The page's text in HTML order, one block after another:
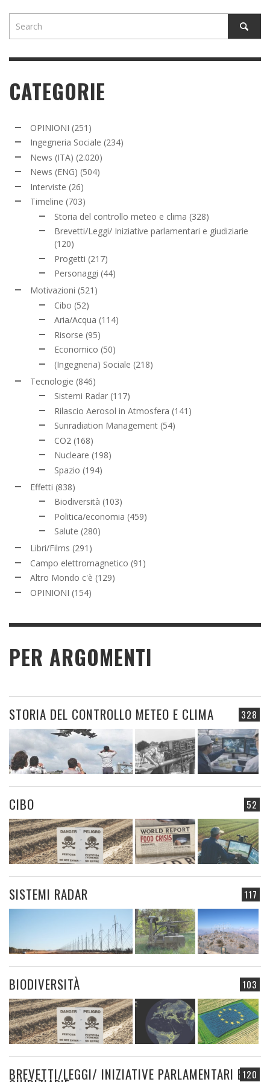
CATEGORIE
OPINIONI (251)
Ingegneria Sociale (234)
News (ITA) (2.020)
News (ENG) (504)
Interviste (26)
Timeline (703)
Storia del controllo meteo e clima (328)
Brevetti/Leggi/ Iniziative parlamentari e giudiziarie
(120)
Progetti (217)
Personaggi (44)
Motivazioni (521)
Cibo (52)
Aria/Acqua (114)
Risorse (95)
Economico (50)
(Ingegneria) Sociale (218)
Tecnologie (846)
Sistemi Radar (117)
Rilascio Aerosol in Atmosfera (141)
Sunradiation Management (54)
CO2 (168)
Nucleare (198)
Spazio (194)
Effetti (838)
Biodiversità (103)
Politica/economia (459)
Salute (280)
Libri/Films (291)
Campo elettromagnetico (91)
Altro Mondo c'è (129)
OPINIONI (154)
PER ARGOMENTI
328
STORIA DEL CONTROLLO METEO E CLIMA
52
CIBO
117
SISTEMI RADAR
103
BIODIVERSITÀ
120
BREVETTI/LEGGI/ INIZIATIVE PARLAMENTARI E